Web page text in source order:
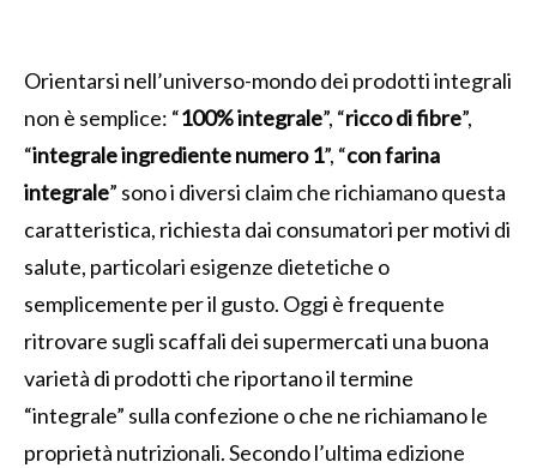
Orientarsi nell’universo-mondo dei prodotti integrali
non è semplice: “100% integrale”, “ricco di fibre”,
“integrale ingrediente numero 1”, “con farina
integrale” sono i diversi claim che richiamano questa
caratteristica, richiesta dai consumatori per motivi di
salute, particolari esigenze dietetiche o
semplicemente per il gusto. Oggi è frequente
ritrovare sugli scaffali dei supermercati una buona
varietà di prodotti che riportano il termine
“integrale” sulla confezione o che ne richiamano le
proprietà nutrizionali. Secondo l’ultima edizione